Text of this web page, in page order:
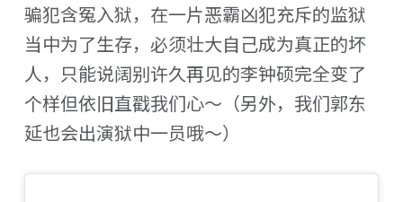
骗犯含冤入狱，在一片恶霸凶犯充斥的监狱
当中为了生存，必须壮大自己成为真正的坏
人，只能说阔别许久再见的李钟硕完全变了
个样但依旧直戳我们心～（另外，我们郭东
延也会出演狱中一员哦～）